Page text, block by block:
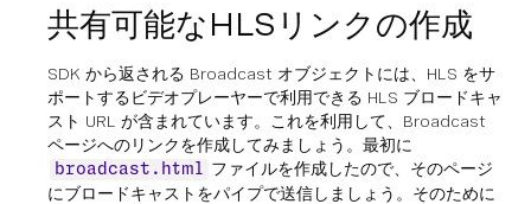
共有可能なHLSリンクの作成
SDK から返される Broadcast オブジェクトには、HLS をサ
ポートするビデオプレーヤーで利用できる HLS ブロードキャ
スト URL が含まれています。これを利用して、Broadcast
ページへのリンクを作成してみましょう。最初に
broadcast.html ファイルを作成したので、そのページ
にブロードキャストをパイプで送信しましょう。そのために